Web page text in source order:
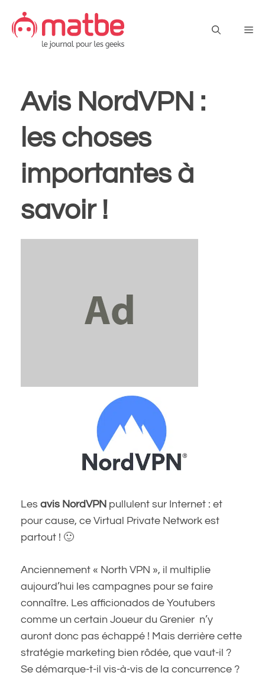
contenu
Avis NordVPN :
les choses
importantes à
savoir !
Les avis NordVPN pullulent sur Internet : et
pour cause, ce Virtual Private Network est
partout ! 🙂
Anciennement « North VPN », il multiplie
aujourd’hui les campagnes pour se faire
connaître. Les afficionados de Youtubers
comme un certain Joueur du Grenier n’y
auront donc pas échappé ! Mais derrière cette
stratégie marketing bien rôdée, que vaut-il ?
Se démarque-t-il vis-à-vis de la concurrence ?